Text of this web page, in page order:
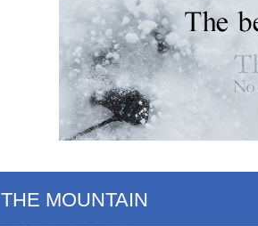
THE MOUNTAIN